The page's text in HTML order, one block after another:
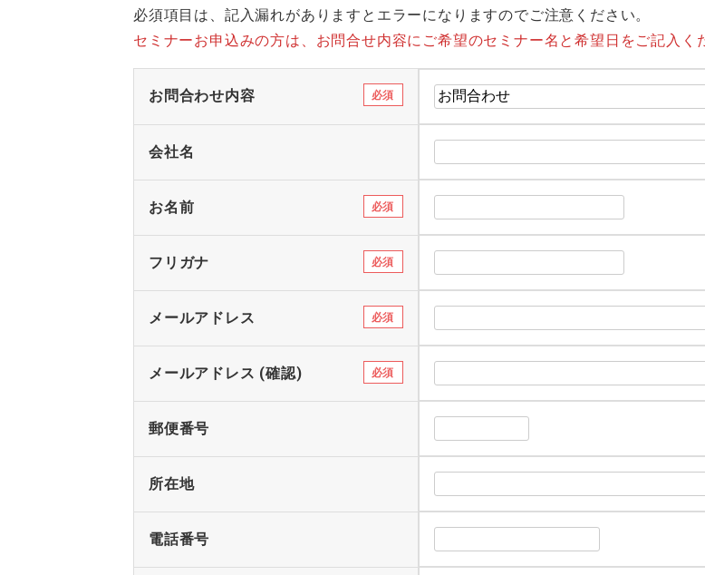
必須項目は、記入漏れがありますとエラーになりますのでご注意ください。
セミナーお申込みの方は、お問合せ内容にご希望のセミナー名と希望日をご記入く
お問合わせ内容
会社名
お名前
フリガナ
メールアドレス
メールアドレス (確認)
郵便番号
所在地
電話番号